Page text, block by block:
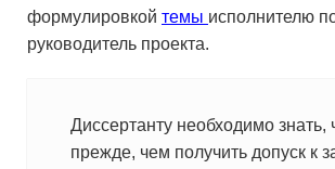
формулировкой темы исполнителю
руководитель проекта.
Диссертанту необходимо знать,
прежде, чем получить допуск к